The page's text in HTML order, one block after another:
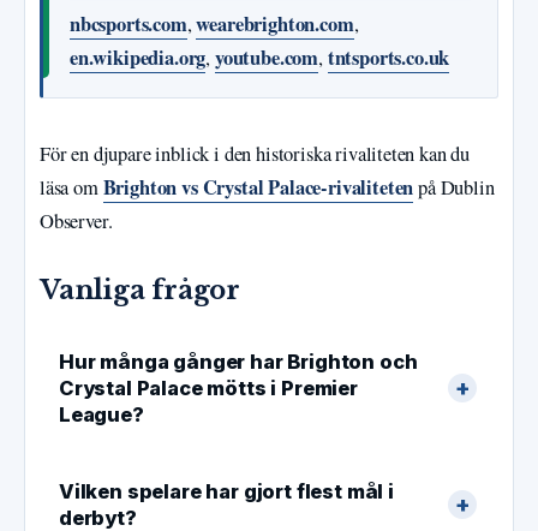
nbcsports.com,wearebrighton.com,
en.wikipedia.org, youtube.com, tntsports.co.uk
För en djupare inblick i den historiska rivaliteten kan du
läsa omBrighton vs Crystal Palace-rivalitetenpå Dublin
Observer.
Vanliga frågor
Hur många gånger har Brighton och
Crystal Palace mötts i Premier
League?
Vilken spelare har gjort flest mål i
derbyt?